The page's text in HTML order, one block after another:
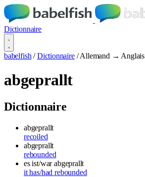
Dictionnaire
babelfish / Dictionnaire / Allemand → Anglais
abgeprallt
Dictionnaire
abgeprallt
recoiled
abgeprallt
rebounded
es ist/war abgeprallt
it has/had rebounded